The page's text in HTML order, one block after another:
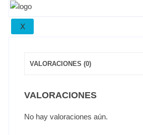
X
VALORACIONES (0)
VALORACIONES
No hay valoraciones aún.